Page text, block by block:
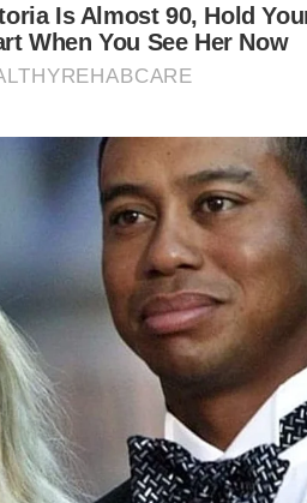
Is Almost 90, Hold
When You See Her Now